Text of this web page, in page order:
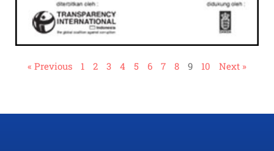
« Previous 1 2 3 4 5 6 7 8 9 10 Next »